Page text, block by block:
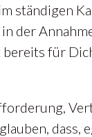
ständigen
der
bereits für
dass,